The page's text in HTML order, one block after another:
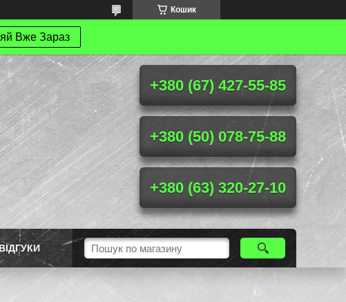
Кошик
Вже Зараз
+380 (67) 427-55-85
+380 (50) 078-75-88
+380 (63) 320-27-10
ВІДГУКИ